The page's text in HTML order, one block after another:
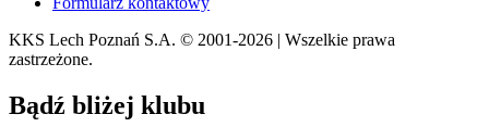
KKS Lech Poznań S.A. © 2001-2026 | Wszelkie prawa
zastrzeżone.
Bądź bliżej klubu